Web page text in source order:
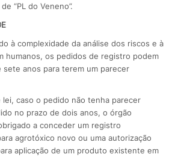
“PL do Veneno”.
à complexidade da análise dos riscos e à
humanos, os pedidos de registro podem
sete anos para terem um parecer
caso o pedido não tenha parecer
no prazo de dois anos, o órgão
a conceder um registro
agrotóxico novo ou uma autorização
aplicação de um produto existente em